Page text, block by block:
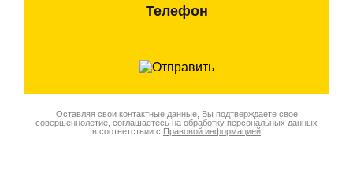
Телефон
Оставляя свои контактные данные, Вы подтверждаете свое
совершеннолетие, соглашаетесь на обработку персональных данных
в соответствии с Правовой информацией